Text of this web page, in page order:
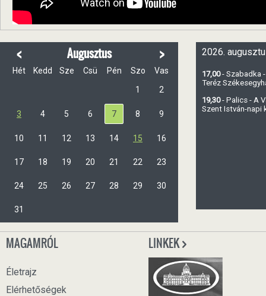
< Augusztus >
Hét Kedd Sze Csü Pén Szo
Vas
1
2
3 4 5 6 7 8 9
10 11 12 13 14 15 16
17 18 19 20 21 22 23
24 25 26 27 28 29 30
31
2026.
17,00- Szabadka
Teréz
19,30- Palics - A
Szent István-napi
MAGAMRÓL
Életrajz
Elérhetőségek
LINKEK